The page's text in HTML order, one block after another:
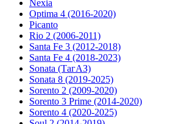
Nexia
Optima 4 (2016-2020)
Picanto
Rio 2 (2006-2011)
Santa Fe 3 (2012-2018)
Santa Fe 4 (2018-2023)
Sonata (ТагАЗ)
Sonata 8 (2019-2025)
Sorento 2 (2009-2020)
Sorento 3 Prime (2014-2020)
Sorento 4 (2020-2025)